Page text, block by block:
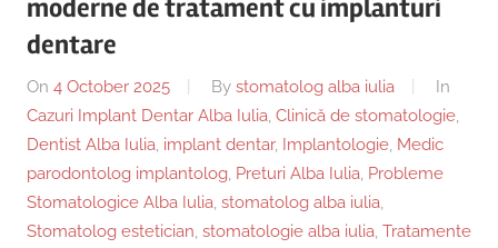
moderne de tratament cu implanturi
dentare
On 4 October 2025 By stomatolog alba iulia
In
Cazuri Implant Dentar Alba Iulia Clinică de stomatologie
Dentist Alba Iulia implant dentar, Implantologie Medic
parodontolog implantolog Preturi Alba Iulia Probleme
Stomatologice Alba Iulia stomatolog alba iulia
Stomatolog estetician stomatologie alba iulia Tratamente